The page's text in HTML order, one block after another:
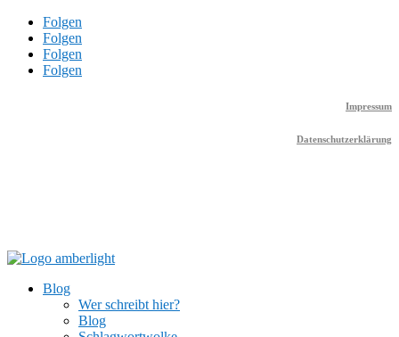
Folgen
Folgen
Folgen
Folgen
Impressum
Datenschutzerklärung
Blog
Wer schreibt hier?
Blog